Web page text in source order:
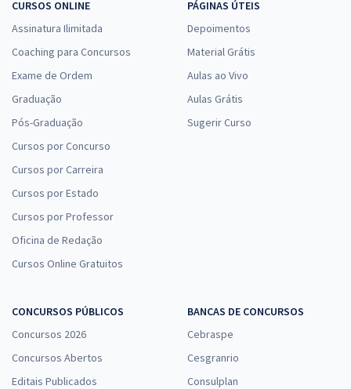
CURSOS ONLINE
Assinatura Ilimitada
Coaching para Concursos
Exame de Ordem
Graduação
Pós-Graduação
Cursos por Concurso
Cursos por Carreira
Cursos por Estado
Cursos por Professor
Oficina de Redação
Cursos Online Gratuitos
PÁGINAS ÚTEIS
Depoimentos
Material Grátis
Aulas ao Vivo
Aulas Grátis
Sugerir Curso
CONCURSOS PÚBLICOS
Concursos 2026
Concursos Abertos
Editais Publicados
BANCAS DE CONCURSOS
Cebraspe
Cesgranrio
Consulplan